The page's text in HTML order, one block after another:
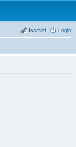
Login
Iscriviti